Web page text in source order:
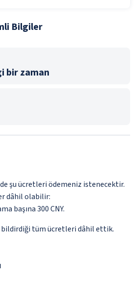
Bilgiler
bir zaman
şu ücretleri ödemeniz istenecektir.
dâhil olabilir:
başına 300 CNY.
tüm ücretleri dâhil ettik.